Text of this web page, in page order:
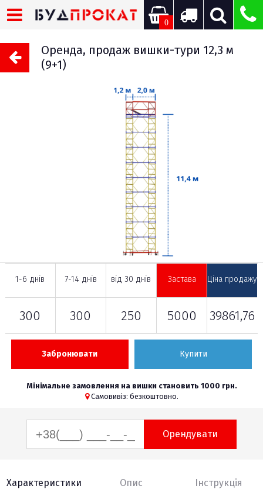
0
Оренда, продаж вишки-тури 12,3 м
(9+1)
1-6 днів
300
7-14 днів
300
від 30 днів
250
Застава
5000
Ціна продажу
39861,76
Забронювати Купити
Мінімальне замовлення на вишки становить 1000 грн.
Самовивіз: безкоштовно.
Орендувати
Характеристики Опис Інструкція